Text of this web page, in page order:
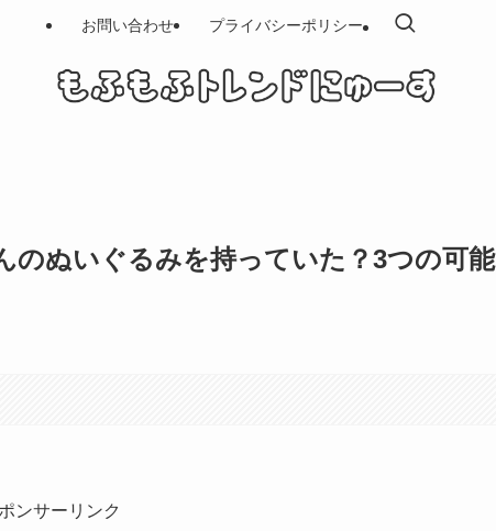
お問い合わせ プライバシーポリシー
のぬいぐるみを持っていた？3つの可能
ンサーリンク